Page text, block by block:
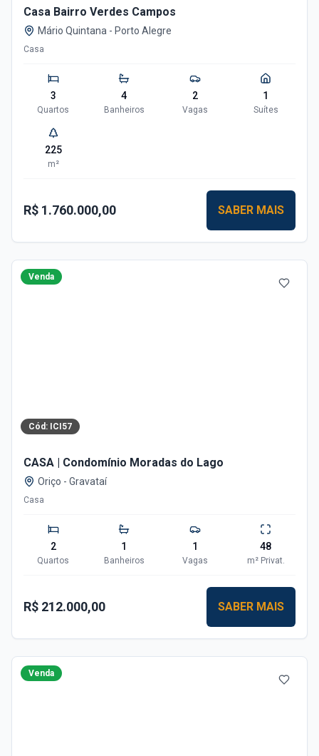
Casa Bairro Verdes Campos
Mário Quintana - Porto Alegre
Casa
3
Quartos
4
Banheiros
2
Vagas
1
Suítes
225
m²
R$ 1.760.000,00 SABER MAIS
Venda
Cód: ICI57
CASA | Condomínio Moradas do Lago
Oriço - Gravataí
Casa
2
Quartos
1
Banheiros
1
Vagas
48
m²Privat.
R$ 212.000,00 SABER MAIS
Venda